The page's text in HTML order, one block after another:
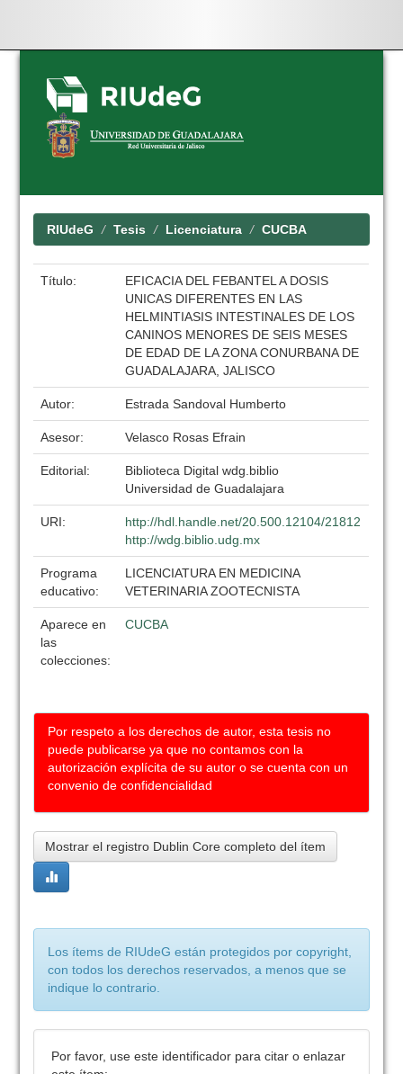
Skip
navigation
RIUdeG Tesis Licenciatura CUCBA
Título:
EFICACIA DEL FEBANTEL A DOSIS
UNICAS DIFERENTES EN LAS
HELMINTIASIS INTESTINALES DE LOS
CANINOS MENORES DE SEIS MESES
DE EDAD DE LA ZONA CONURBANA DE
GUADALAJARA, JALISCO
Autor: Estrada Sandoval Humberto
Asesor: Velasco Rosas Efrain
Editorial:
Biblioteca Digital wdg.biblio
Universidad de Guadalajara
URI:
http://hdl.handle.net/20.500.12104/21812
http://wdg.biblio.udg.mx
Programa
educativo:
LICENCIATURA EN MEDICINA
VETERINARIA ZOOTECNISTA
Aparece en
las
colecciones:
CUCBA
Por respeto a los derechos de autor, esta tesis no
puede publicarse ya que no contamos con la
autorización explícita de su autor o se cuenta con un
convenio de confidencialidad
Mostrar el registro Dublin Core completo del ítem
Los ítems de RIUdeG están protegidos por copyright,
con todos los derechos reservados, a menos que se
indique lo contrario.
Por favor, use este identificador para citar o enlazar